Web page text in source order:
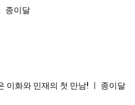
종이달
이화와 민재의 첫 만남! ㅣ 종이달